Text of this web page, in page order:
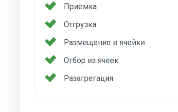
Приемка
Отгрузка
Размещение в ячейки
Отбор из ячеек
Разагрегация